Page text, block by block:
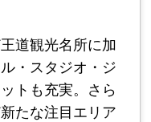
道観光名所に加
・スタジオ・ジ
トも充実。さら
たな注目エリア